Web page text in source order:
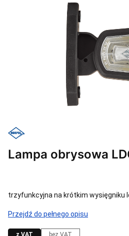
Lampa obrysowa
trzyfunkcyjna na krótkim wysięgniku
Przejdź do pełnego opisu
z VAT bez VAT